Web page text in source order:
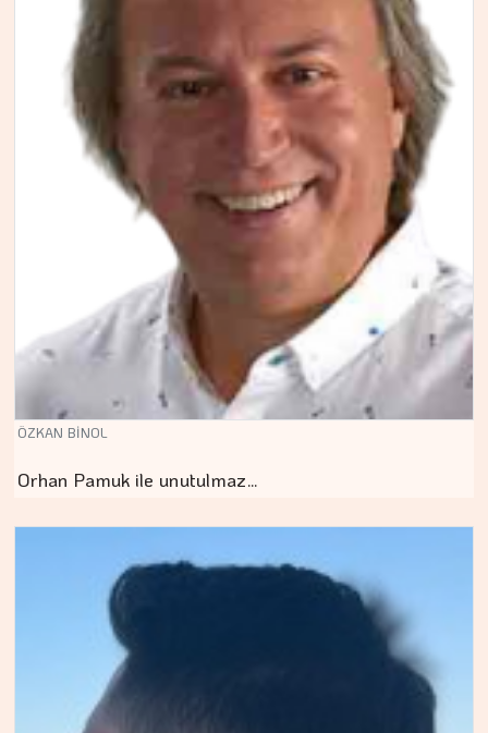
ÖZKAN BİNOL
Orhan Pamuk ile unutulmaz…